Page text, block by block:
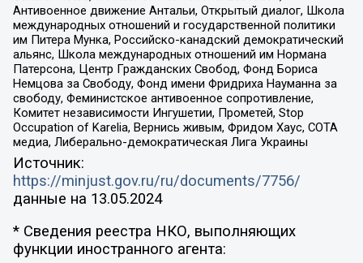
Антивоенное движение Антальи, Открытый диалог, Школа
международных отношений и государственной политики
им Питера Мунка, Российско-канадский демократический
альянс, Школа международных отношений им Нормана
Патерсона, Центр Гражданских Свобод, Фонд Бориса
Немцова за Свободу, Фонд имени Фридриха Науманна за
свободу, Феминистское антивоенное сопротивление,
Комитет независимости Ингушетии, Прометей, Stop
Occupation of Karelia, Вернись живым, Фридом Хаус, СОТА
медиа, Либерально-демократическая Лига Украины
Источник:
https://minjust.gov.ru/ru/documents/7756/
данные на 13.05.2024
* Сведения реестра НКО, выполняющих
функции иностранного агента: